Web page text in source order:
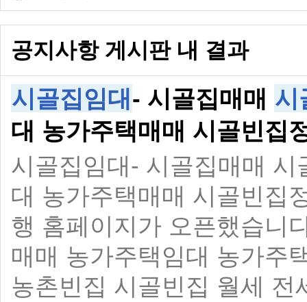
공지사항 게시판 내 결과
시골집임대- 시골집매매 시
대 농가주택매매 시골빈집
시골집임대- 시골집매매
대 농가주택매매 시골빈집
행 홈페이지가 오픈했습니
매매 농가주택임대 농가주
농촌빈집 시골빈집 월세